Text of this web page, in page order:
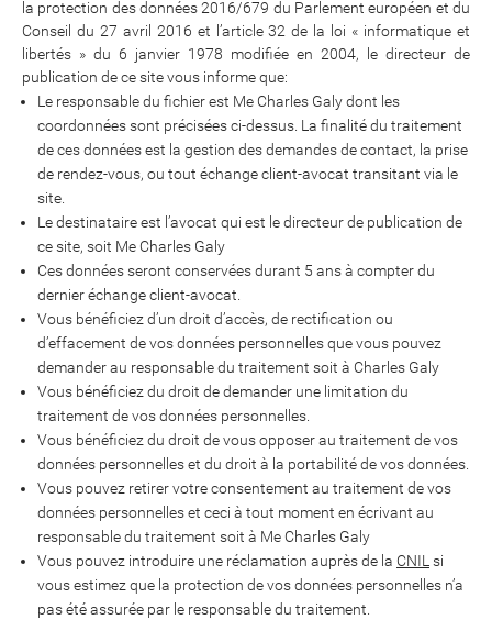
la protection des données 2016/679 du Parlement européen et du
Conseil du 27 avril 2016 et l’article 32 de la loi « informatique et
libertés » du 6 janvier 1978 modifiée en 2004, le directeur de
publication de ce site vous informe que:
Le responsable du fichier est Me Charles Galy dont les
coordonnées sont précisées ci-dessus. La finalité du traitement
de ces données est la gestion des demandes de contact, la prise
de rendez-vous, ou tout échange client-avocat transitant via le
site.
Le destinataire est l’avocat qui est le directeur de publication de
ce site, soit Me Charles Galy
Ces données seront conservées durant 5 ans à compter du
dernier échange client-avocat.
Vous bénéficiez d’un droit d’accès, de rectification ou
d’effacement de vos données personnelles que vous pouvez
demander au responsable du traitement soit à Charles Galy
Vous bénéficiez du droit de demander une limitation du
traitement de vos données personnelles.
Vous bénéficiez du droit de vous opposer au traitement de vos
données personnelles et du droit à la portabilité de vos données.
Vous pouvez retirer votre consentement au traitement de vos
données personnelles et ceci à tout moment en écrivant au
responsable du traitement soit à Me Charles Galy
Vous pouvez introduire une réclamation auprès de la CNILsi
vous estimez que la protection de vos données personnelles n’a
pas été assurée par le responsable du traitement.